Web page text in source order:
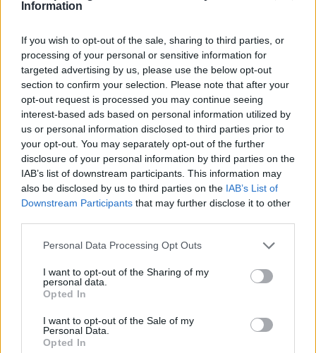
Information
If you wish to opt-out of the sale, sharing to third parties, or
processing of your personal or sensitive information for
targeted advertising by us, please use the below opt-out
section to confirm your selection. Please note that after your
opt-out request is processed you may continue seeing
interest-based ads based on personal information utilized by
us or personal information disclosed to third parties prior to
your opt-out. You may separately opt-out of the further
disclosure of your personal information by third parties on the
IAB’s list of downstream participants. This information may
also be disclosed by us to third parties on the IAB’s List of
Downstream Participants that may further disclose it to other
Personal Data Processing Opt Outs
I want to opt-out of the Sharing of my
personal data.
Opted In
I want to opt-out of the Sale of my
Personal Data.
Opted In